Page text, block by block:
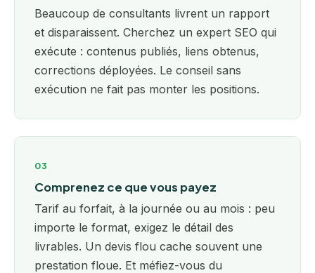
Beaucoup de consultants livrent un rapport
et disparaissent. Cherchez un expert SEO qui
exécute : contenus publiés, liens obtenus,
corrections déployées. Le conseil sans
exécution ne fait pas monter les positions.
03
Comprenez ce que vous payez
Tarif au forfait, à la journée ou au mois : peu
importe le format, exigez le détail des
livrables. Un devis flou cache souvent une
prestation floue. Et méfiez-vous du